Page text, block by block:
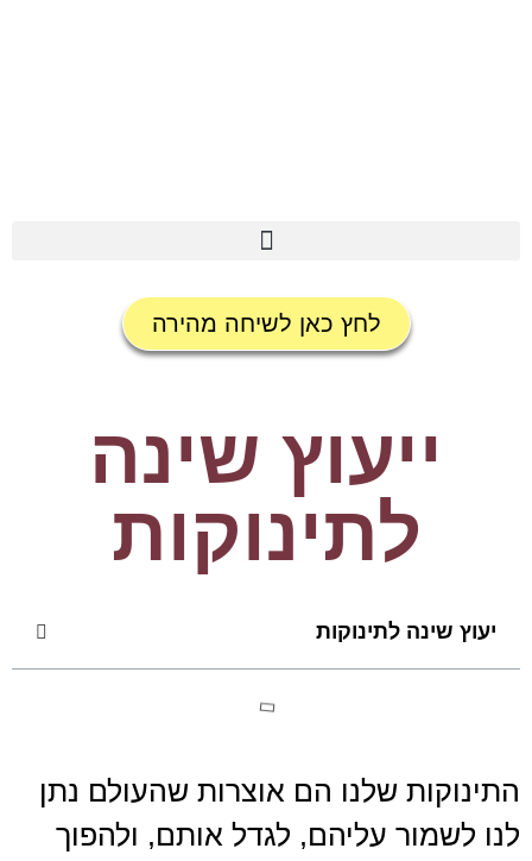
לחץ כאן לשיחה מהירה
ייעוץ שינה
לתינוקות
יעוץ שינה לתינוקות
התינוקות שלנו הם אוצרות שהעולם נתן
לנו לשמור עליהם, לגדל אותם, ולהפוך